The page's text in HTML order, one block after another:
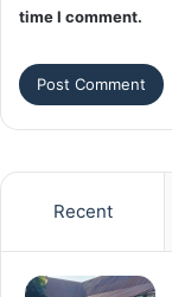
time I comment.
Recent